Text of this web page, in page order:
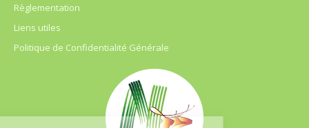
Règlementation
Liens utiles
Politique de Confidentialité Générale